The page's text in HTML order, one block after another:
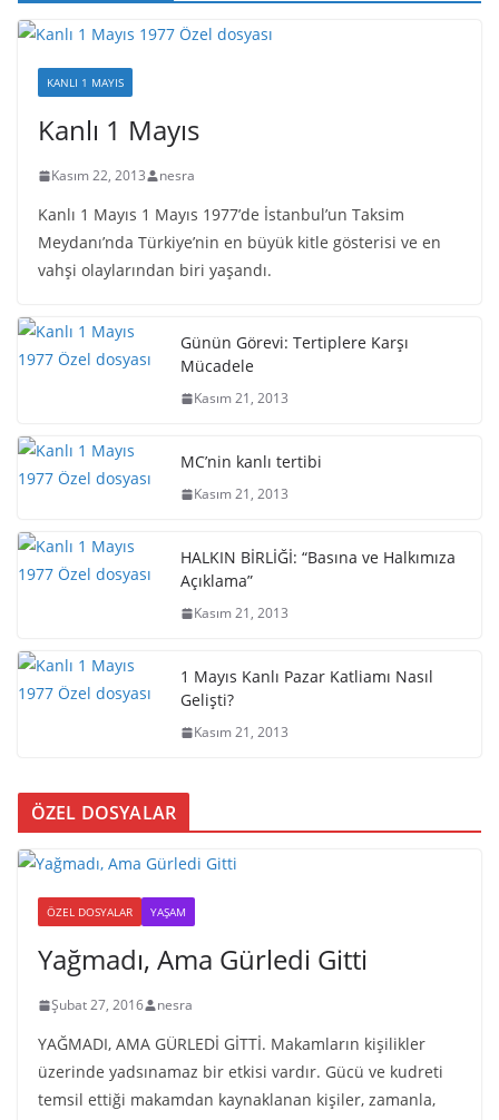
KANLI 1 MAYIS
Kanlı 1 Mayıs
Kasım 22, 2013 nesra
Kanlı 1 Mayıs 1 Mayıs 1977’de İstanbul’un Taksim
Meydanı’nda Türkiye’nin en büyük kitle gösterisi ve en
vahşi olaylarından biri yaşandı.
Günün Görevi: Tertiplere Karşı
Mücadele
Kasım 21, 2013
MC’nin kanlı tertibi
Kasım 21, 2013
HALKIN BİRLİĞİ: “Basına ve Halkımıza
Açıklama”
Kasım 21, 2013
1 Mayıs Kanlı Pazar Katliamı Nasıl
Gelişti?
Kasım 21, 2013
ÖZEL DOSYALAR
ÖZEL DOSYALAR YAŞAM
Yağmadı, Ama Gürledi Gitti
Şubat 27, 2016 nesra
YAĞMADI, AMA GÜRLEDİ GİTTİ. Makamların kişilikler
üzerinde yadsınamaz bir etkisi vardır. Gücü ve kudreti
temsil ettiği makamdan kaynaklanan kişiler, zamanla,